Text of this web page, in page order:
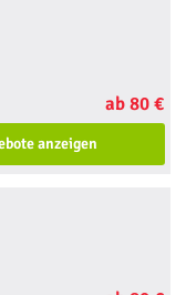
ab 80 €
anzeigen